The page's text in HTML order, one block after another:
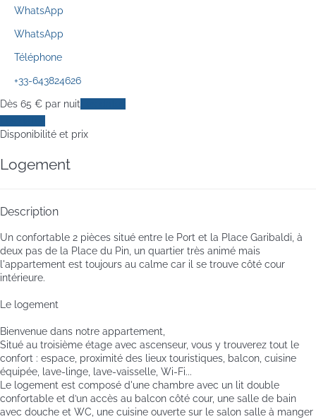
WhatsApp
WhatsApp
Téléphone
+33-643824626
Dès 65 € par nuit
Disponibilité et prix
Logement
Description
Un confortable 2 pièces situé entre le Port et la Place Garibaldi, à
deux pas de la Place du Pin, un quartier très animé mais
l'appartement est toujours au calme car il se trouve côté cour
intérieure.
Le logement
Bienvenue dans notre appartement,
Situé au troisième étage avec ascenseur, vous y trouverez tout le
confort : espace, proximité des lieux touristiques, balcon, cuisine
équipée, lave-linge, lave-vaisselle, Wi-Fi...
Le logement est composé d'une chambre avec un lit double
confortable et d’un accès au balcon côté cour, une salle de bain
avec douche et WC, une cuisine ouverte sur le salon salle à manger